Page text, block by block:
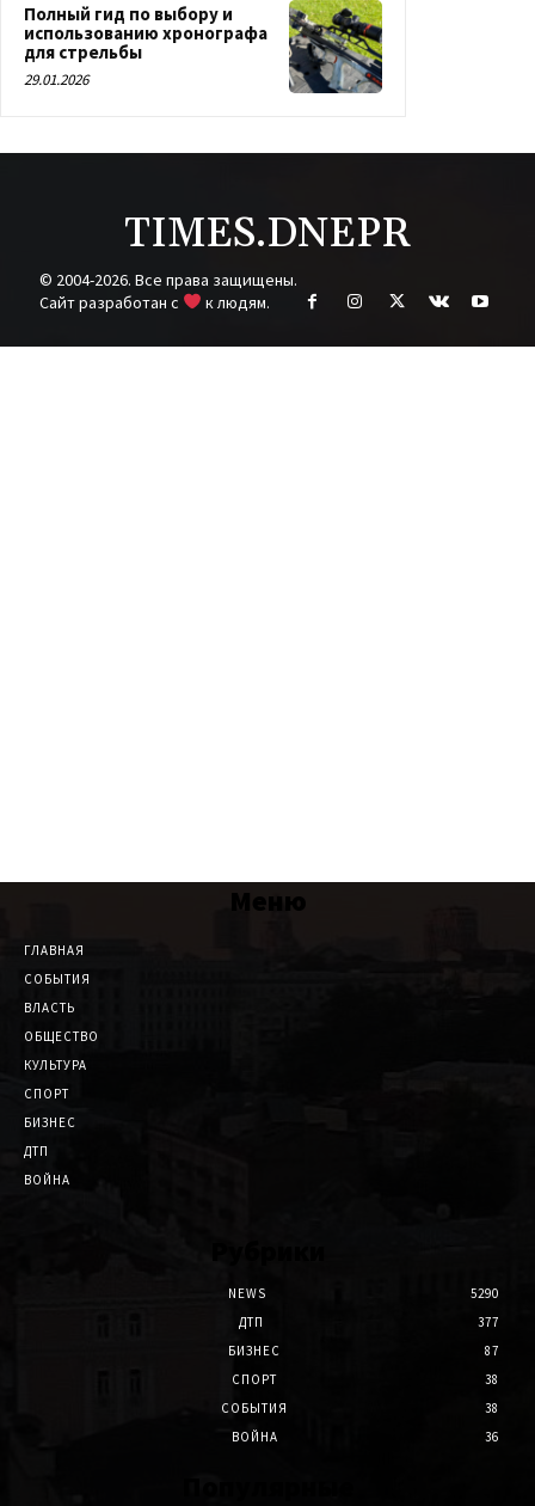
Полный гид по выбору и
использованию хронографа
для стрельбы
29.01.2026
TIMES.DNEPR
© 2004-2026. Все права защищены.
Cайт разработан с
к людям.
Меню
ГЛАВНАЯ
СОБЫТИЯ
ВЛАСТЬ
ОБЩЕСТВО
КУЛЬТУРА
СПОРТ
БИЗНЕС
ДТП
ВОЙНА
NEWS
5290
ДТП
377
БИЗНЕС
87
СПОРТ
38
СОБЫТИЯ
38
ВОЙНА
36